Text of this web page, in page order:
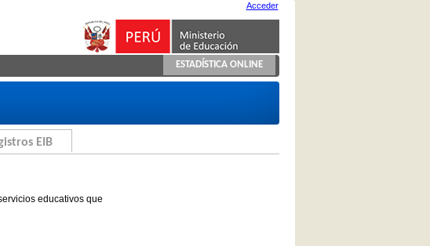
Acceder
ESTADÍSTICA ONLINE
EIB
educativos que